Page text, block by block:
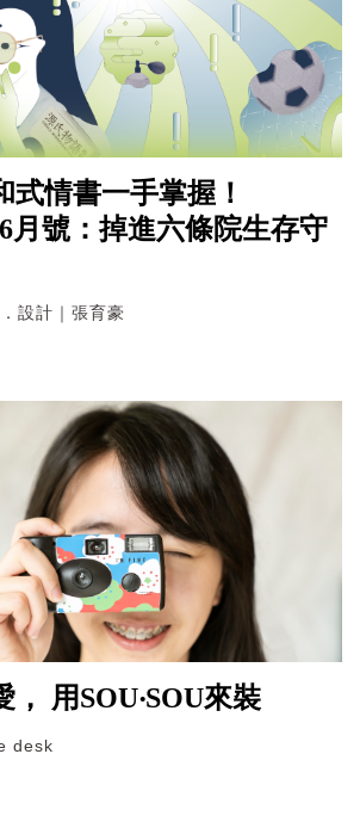
式情書一手掌握！
號：掉進六條院生存守
設計｜張育豪
用SOU‧SOU來裝
desk